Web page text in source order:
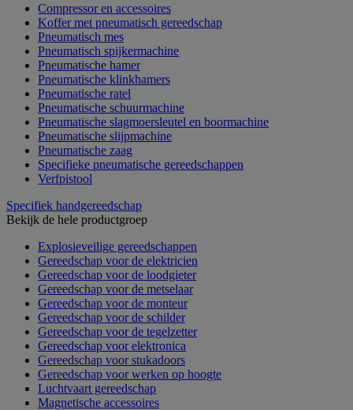
Compressor en accessoires
Koffer met pneumatisch gereedschap
Pneumatisch mes
Pneumatisch spijkermachine
Pneumatische hamer
Pneumatische klinkhamers
Pneumatische ratel
Pneumatische schuurmachine
Pneumatische slagmoersleutel en boormachine
Pneumatische slijpmachine
Pneumatische zaag
Specifieke pneumatische gereedschappen
Verfpistool
Specifiek handgereedschap
Bekijk de hele productgroep
Explosieveilige gereedschappen
Gereedschap voor de elektricien
Gereedschap voor de loodgieter
Gereedschap voor de metselaar
Gereedschap voor de monteur
Gereedschap voor de schilder
Gereedschap voor de tegelzetter
Gereedschap voor elektronica
Gereedschap voor stukadoors
Gereedschap voor werken op hoogte
Luchtvaart gereedschap
Magnetische accessoires